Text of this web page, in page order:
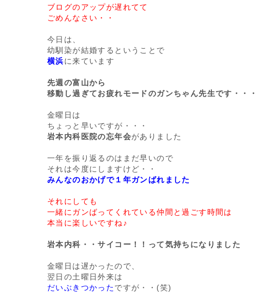
ブログのアップが遅れてて
ごめんなさい・・
今日は、
幼馴染が結婚するということで
横浜に来ています
先週の富山から
移動し過ぎてお疲れモードのガンちゃん先生です・・・
金曜日は
ちょっと早いですが・・・
岩本内科医院の忘年会がありました
一年を振り返るのはまだ早いので
それは今度にしますけど・・
みんなのおかげで１年ガンばれました
それにしても
一緒にガンばってくれている仲間と過ごす時間は
本当に楽しいですね♪
岩本内科・・サイコー！！って気持ちになりました
金曜日は遅かったので、
翌日の土曜日外来は
だいぶきつかった ですが・・(笑)